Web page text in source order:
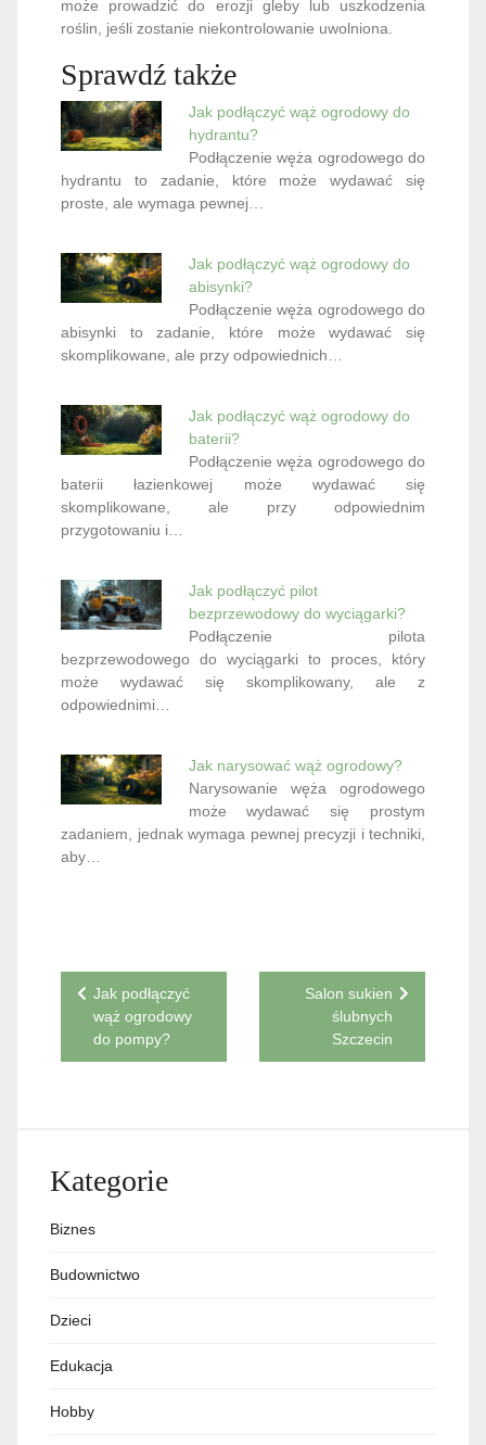
może prowadzić do erozji gleby lub uszkodzenia
roślin, jeśli zostanie niekontrolowanie uwolniona.
Sprawdź także
Jak podłączyć wąż ogrodowy do
hydrantu?
Podłączenie węża ogrodowego do
hydrantu to zadanie, które może wydawać się
proste, ale wymaga pewnej…
Jak podłączyć wąż ogrodowy do
abisynki?
Podłączenie węża ogrodowego do
abisynki to zadanie, które może wydawać się
skomplikowane, ale przy odpowiednich…
Jak podłączyć wąż ogrodowy do
baterii?
Podłączenie węża ogrodowego do
baterii łazienkowej może wydawać się
skomplikowane, ale przy odpowiednim
przygotowaniu i…
Jak podłączyć pilot
bezprzewodowy do wyciągarki?
Podłączenie pilota
bezprzewodowego do wyciągarki to proces, który
może wydawać się skomplikowany, ale z
odpowiednimi…
Jak narysować wąż ogrodowy?
Narysowanie węża ogrodowego
może wydawać się prostym
zadaniem, jednak wymaga pewnej precyzji i techniki,
aby…
Nawigacja
wpisu
Jak podłączyć
wąż ogrodowy
do pompy?
Salon sukien
ślubnych
Szczecin
Kategorie
Biznes
Budownictwo
Dzieci
Edukacja
Hobby